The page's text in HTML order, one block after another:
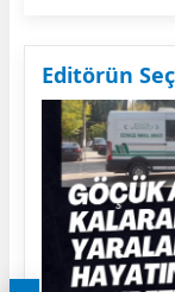
Editörün